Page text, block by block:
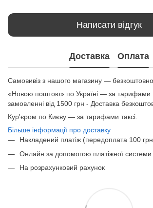
Написати відгук
Доставка Оплата
Самовивіз з нашого магазину — безкоштовно.
«Новою поштою» по Україні — за тарифами
замовленні від 1500 грн - Доставка
Кур'єром по Києву — за тарифами таксі.
Більше інформації про доставку
Накладений платіж (передоплата 100
Онлайн за допомогою платіжної
На розрахунковий рахунок